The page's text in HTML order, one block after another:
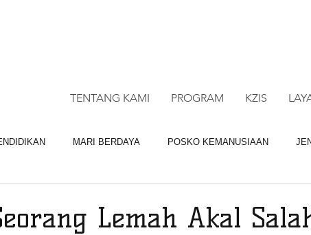
TENTANG KAMI PROGRAM KZIS
MARI BERDAYA POSKO KEMANUSIAAN
Lemah Akal